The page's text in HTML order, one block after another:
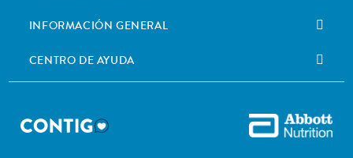
INFORMACIÓN GENERAL
CENTRO DE AYUDA